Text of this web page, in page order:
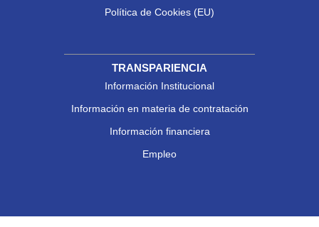
Política de Cookies (EU)
TRANSPARIENCIA
Información Institucional
Información en materia de contratación
Información financiera
Empleo